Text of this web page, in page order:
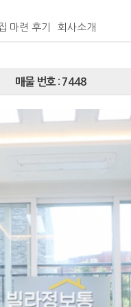
마련 후기 회사소개
매물 번호 : 7448